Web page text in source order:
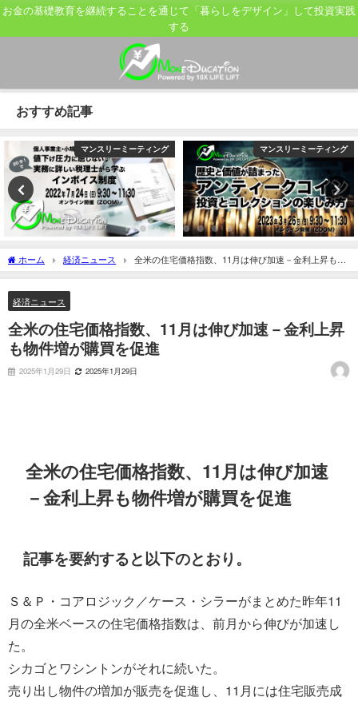
お金の基礎教育を継続することを通じて「暮らしをデザイン」して投資実践
する
おすすめ記事
マンスリーミーティング マンスリーミーティング
ホーム 経済ニュース
全米の住宅価格指数、11月は伸び加速－金利上昇も物
件増が購買を促進
経済ニュース
全米の住宅価格指数、11月は伸び加速－金利上昇
も物件増が購買を促進
2025年1月29日 2025年1月29日
全米の住宅価格指数、11月は伸び加速
－金利上昇も物件増が購買を促進
記事を要約すると以下のとおり。
Ｓ＆Ｐ・コアロジック／ケース・シラーがまとめた昨年11
月の全米ベースの住宅価格指数は、前月から伸びが加速し
た。
シカゴとワシントンがそれに続いた。
売り出し物件の増加が販売を促進し、11月には住宅販売成